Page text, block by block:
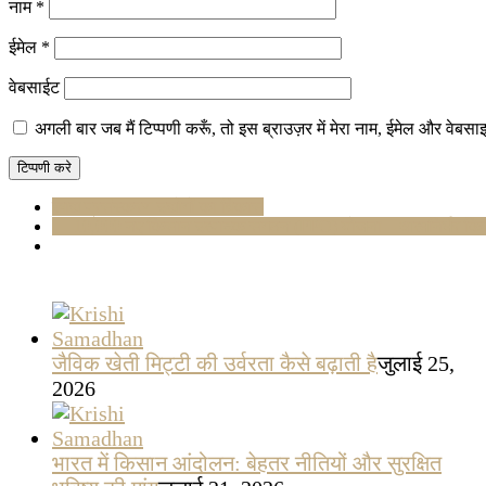
नाम *
ईमेल *
वेबसाईट
अगली बार जब मैं टिप्पणी करूँ, तो इस ब्राउज़र में मेरा नाम, ईमेल और
जैविक खेती मिट्टी की उर्वरता कैसे बढ़ाती हैजुलाई 25,
2026
भारत में किसान आंदोलन: बेहतर नीतियों और सुरक्षित